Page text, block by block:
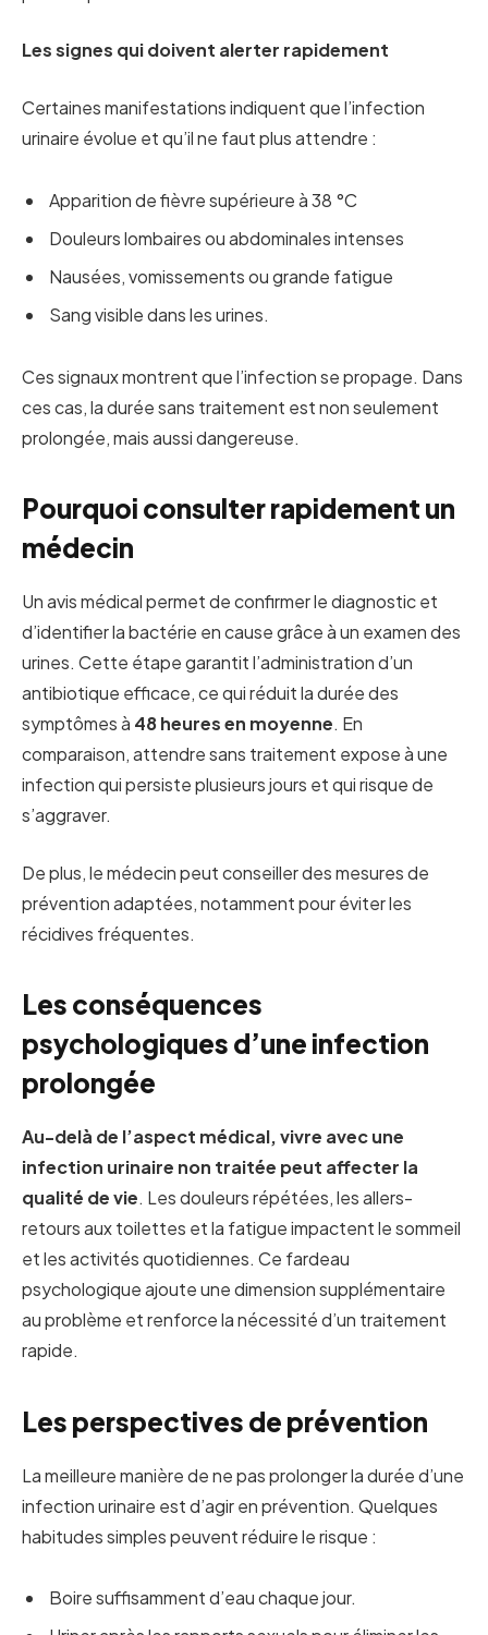
Les signes qui doivent alerter rapidement
Certaines manifestations indiquent que l’infection
urinaire évolue et qu’il ne faut plus attendre :
Apparition de fièvre supérieure à 38 °C
Douleurs lombaires ou abdominales intenses
Nausées, vomissements ou grande fatigue
Sang visible dans les urines.
Ces signaux montrent que l’infection se propage. Dans
ces cas, la durée sans traitement est non seulement
prolongée, mais aussi dangereuse.
Pourquoi consulter rapidement un
médecin
Un avis médical permet de confirmer le diagnostic et
d’identifier la bactérie en cause grâce à un examen des
urines. Cette étape garantit l’administration d’un
antibiotique efficace, ce qui réduit la durée des
symptômes à 48 heures en moyenne. En
comparaison, attendre sans traitement expose à une
infection qui persiste plusieurs jours et qui risque de
s’aggraver.
De plus, le médecin peut conseiller des mesures de
prévention adaptées, notamment pour éviter les
récidives fréquentes.
Les conséquences
psychologiques d’une infection
prolongée
Au-delà de l’aspect médical, vivre avec une
infection urinaire non traitée peut affecter la
qualité de vie. Les douleurs répétées, les allers-
retours aux toilettes et la fatigue impactent le sommeil
et les activités quotidiennes. Ce fardeau
psychologique ajoute une dimension supplémentaire
au problème et renforce la nécessité d’un traitement
rapide.
Les perspectives de prévention
La meilleure manière de ne pas prolonger la durée d’une
infection urinaire est d’agir en prévention. Quelques
habitudes simples peuvent réduire le risque :
Boire suffisamment d’eau chaque jour.